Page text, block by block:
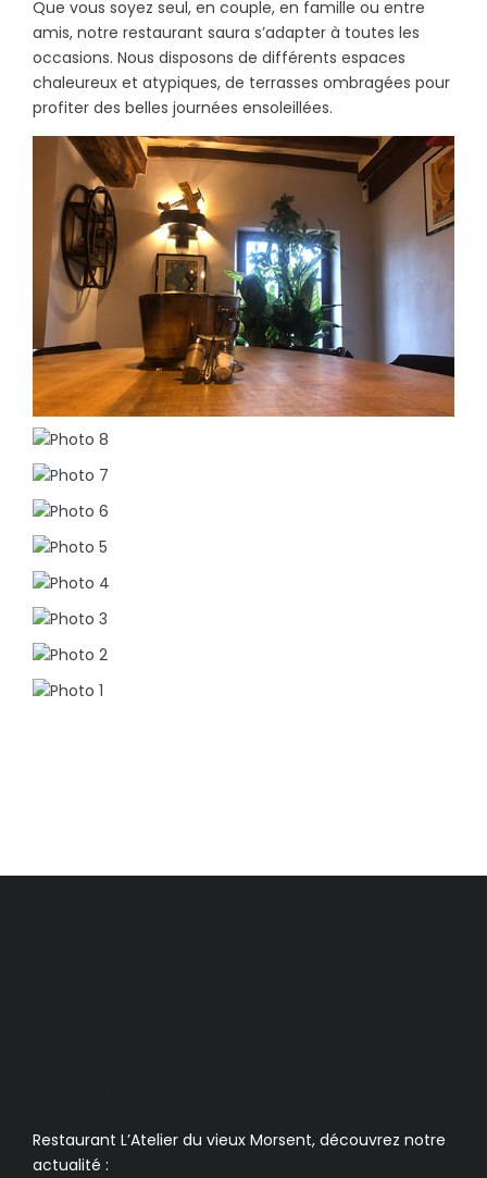
Que vous soyez seul, en couple, en famille ou entre
amis, notre restaurant saura s’adapter à toutes les
occasions. Nous disposons de différents espaces
chaleureux et atypiques, de terrasses ombragées pour
profiter des belles journées ensoleillées.
Restaurant L’Atelier du vieux Morsent, découvrez notre
actualité :